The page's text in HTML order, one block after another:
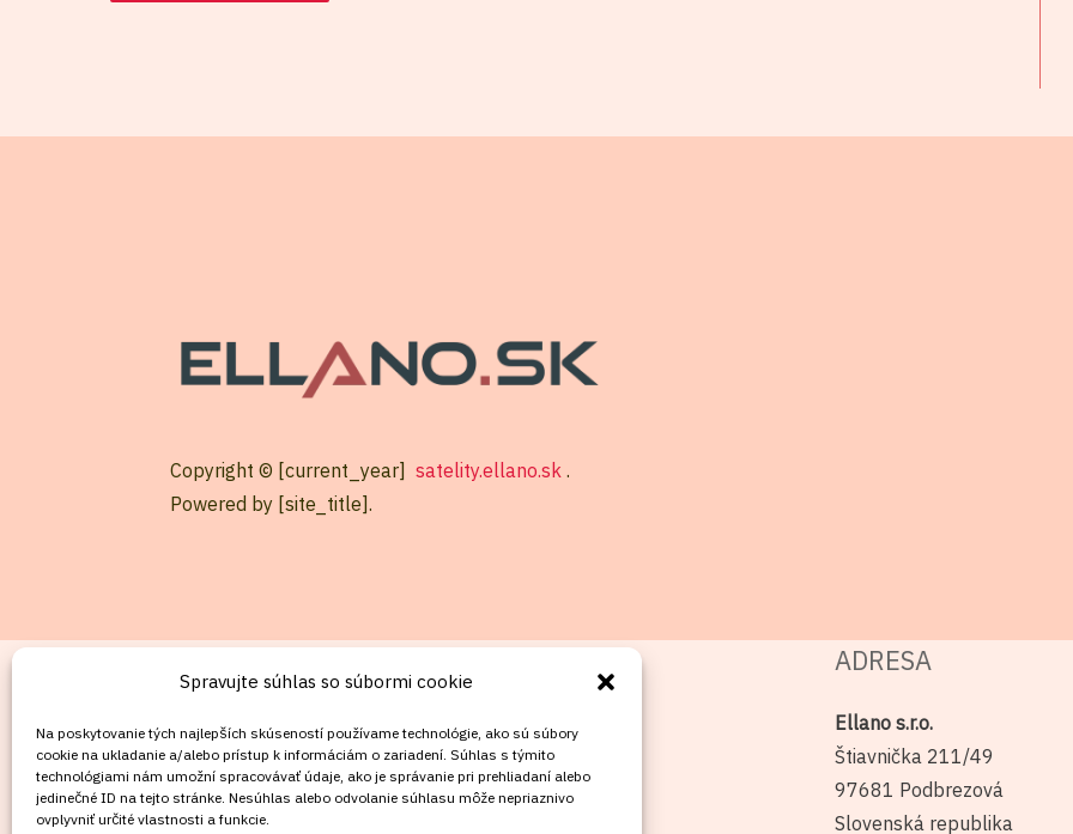
Spravujte súhlas so súbormi cookie
Na poskytovanie tých najlepších skúseností používame technológie, ako sú súbory
cookie na ukladanie a/alebo prístup k informáciám o zariadení. Súhlas s týmito
technológiami nám umožní spracovávať údaje, ako je správanie pri prehliadaní alebo
jedinečné ID na tejto stránke. Nesúhlas alebo odvolanie súhlasu môže nepriaznivo
ovplyvniť určité vlastnosti a funkcie.
Copyright © [current_year] satelity.ellano.sk .
Powered by [site_title].
+421911072878
Mobil:
+421908072878
ADRESA
Ellano s.r.o.
Štiavnička 211/49
97681 Podbrezová
Slovenská republika